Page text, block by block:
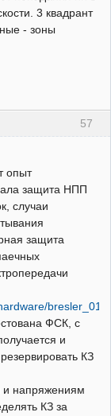
3 квадрант
- зоны
57
опыт
защита НПП
случаи
защита
ФСК, с
и
КЗ
и напряжениям
КЗ за